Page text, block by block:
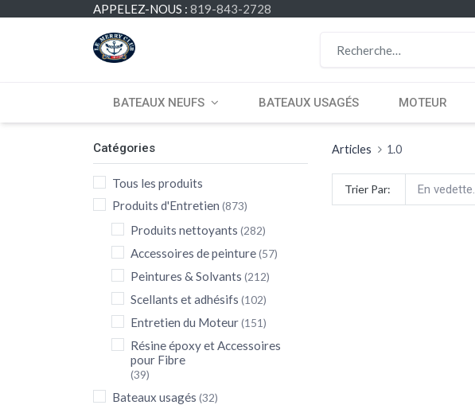
APPELEZ-NOUS : 819-843-2728
BATEAUX NEUFS BATEAUX USAGÉS MOTEUR
Catégories
Tous les produits
Produits d'Entretien (873)
Produits nettoyants (282)
Accessoires de peinture(57)
Peintures & Solvants (212)
Scellants et adhésifs (102)
Entretien du Moteur(151)
Résine époxy et Accessoires
pour Fibre
(39)
Bateaux usagés (32)
Articles 1.0
Trier Par: En vedette.